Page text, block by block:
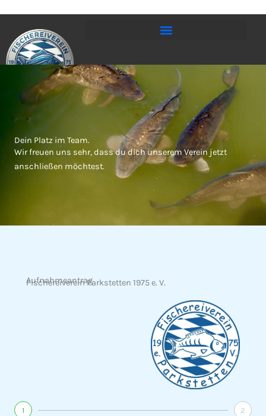
springen
Dein Platz im Team.
Wir freuen uns sehr, dass du dich unserem Verein jetzt
anschließen möchtest.
Aufnahmeantrag
Fischereiverein Parkstetten 1975 e. V.
1 2